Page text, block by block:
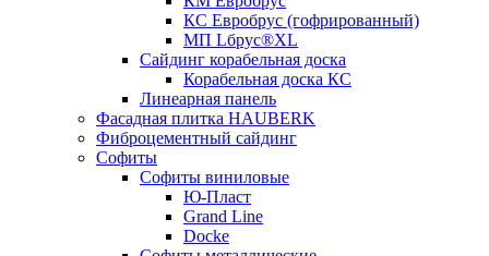
КС Евробрус (гофрированный)
МП Lбрус®XL
Сайдинг корабельная доска
Корабельная доска КС
Линеарная панель
Фасадная плитка HAUBERK
Фиброцементный сайдинг
Софиты
Софиты виниловые
Ю-Пласт
Grand Line
Docke